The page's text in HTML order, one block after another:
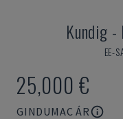
Kundig -
EE-
25,000 €
GINDUMAC ÁR